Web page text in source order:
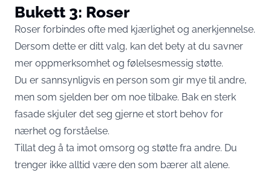
Bukett 3: Roser
Roser forbindes ofte med kjærlighet og anerkjennelse.
Dersom dette er ditt valg, kan det bety at du savner
mer oppmerksomhet og følelsesmessig støtte.
Du er sannsynligvis en person som gir mye til andre,
men som sjelden ber om noe tilbake. Bak en sterk
fasade skjuler det seg gjerne et stort behov for
nærhet og forståelse.
Tillat deg å ta imot omsorg og støtte fra andre. Du
trenger ikke alltid være den som bærer alt alene.